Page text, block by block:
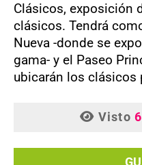
Clásicos, exposición
clásicos. Tendrá
Nueva -donde se
gama- y el Paseo
ubicarán los clásicos
Visto